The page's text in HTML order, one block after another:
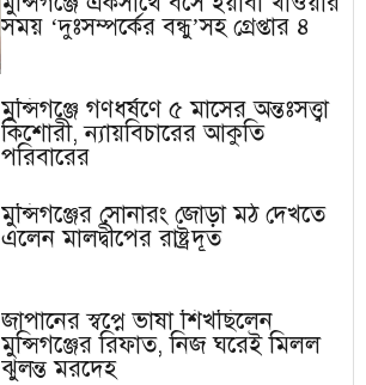
সময় ‘দুঃসম্পর্কের বন্ধু’সহ গ্রেপ্তার ৪
মুন্সিগঞ্জে গণধর্ষণে ৫ মাসের অন্তঃসত্ত্বা
কিশোরী, ন্যায়বিচারের আকুতি
পরিবারের
মুন্সিগঞ্জের সোনারং জোড়া মঠ দেখতে
এলেন মালদ্বীপের রাষ্ট্রদূত
জাপানের স্বপ্নে ভাষা শিখছিলেন
মুন্সিগঞ্জের রিফাত, নিজ ঘরেই মিলল
ঝুলন্ত মরদেহ